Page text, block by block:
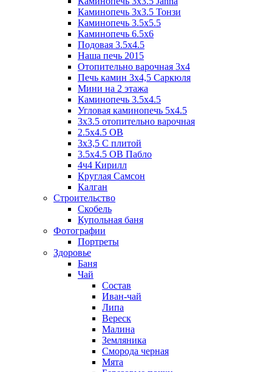
Каминопечь 3x3.5 Тонзи
Каминопечь 3.5х5.5
Каминопечь 6.5x6
Подовая 3.5х4.5
Наша печь 2015
Отопительно варочная 3х4
Печь камин 3х4,5 Саркюля
Мини на 2 этажа
Каминопечь 3.5х4.5
Угловая каминопечь 5х4.5
3х3.5 отопительно варочная
2.5х4.5 ОВ
3х3,5 C плитой
3.5х4.5 ОВ Пабло
4ч4 Кирилл
Круглая Самсон
Калган
Строительство
Скобель
Купольная баня
Фотографии
Портреты
Здоровье
Баня
Чай
Состав
Иван-чай
Липа
Вереск
Малина
Земляника
Сморода черная
Мята